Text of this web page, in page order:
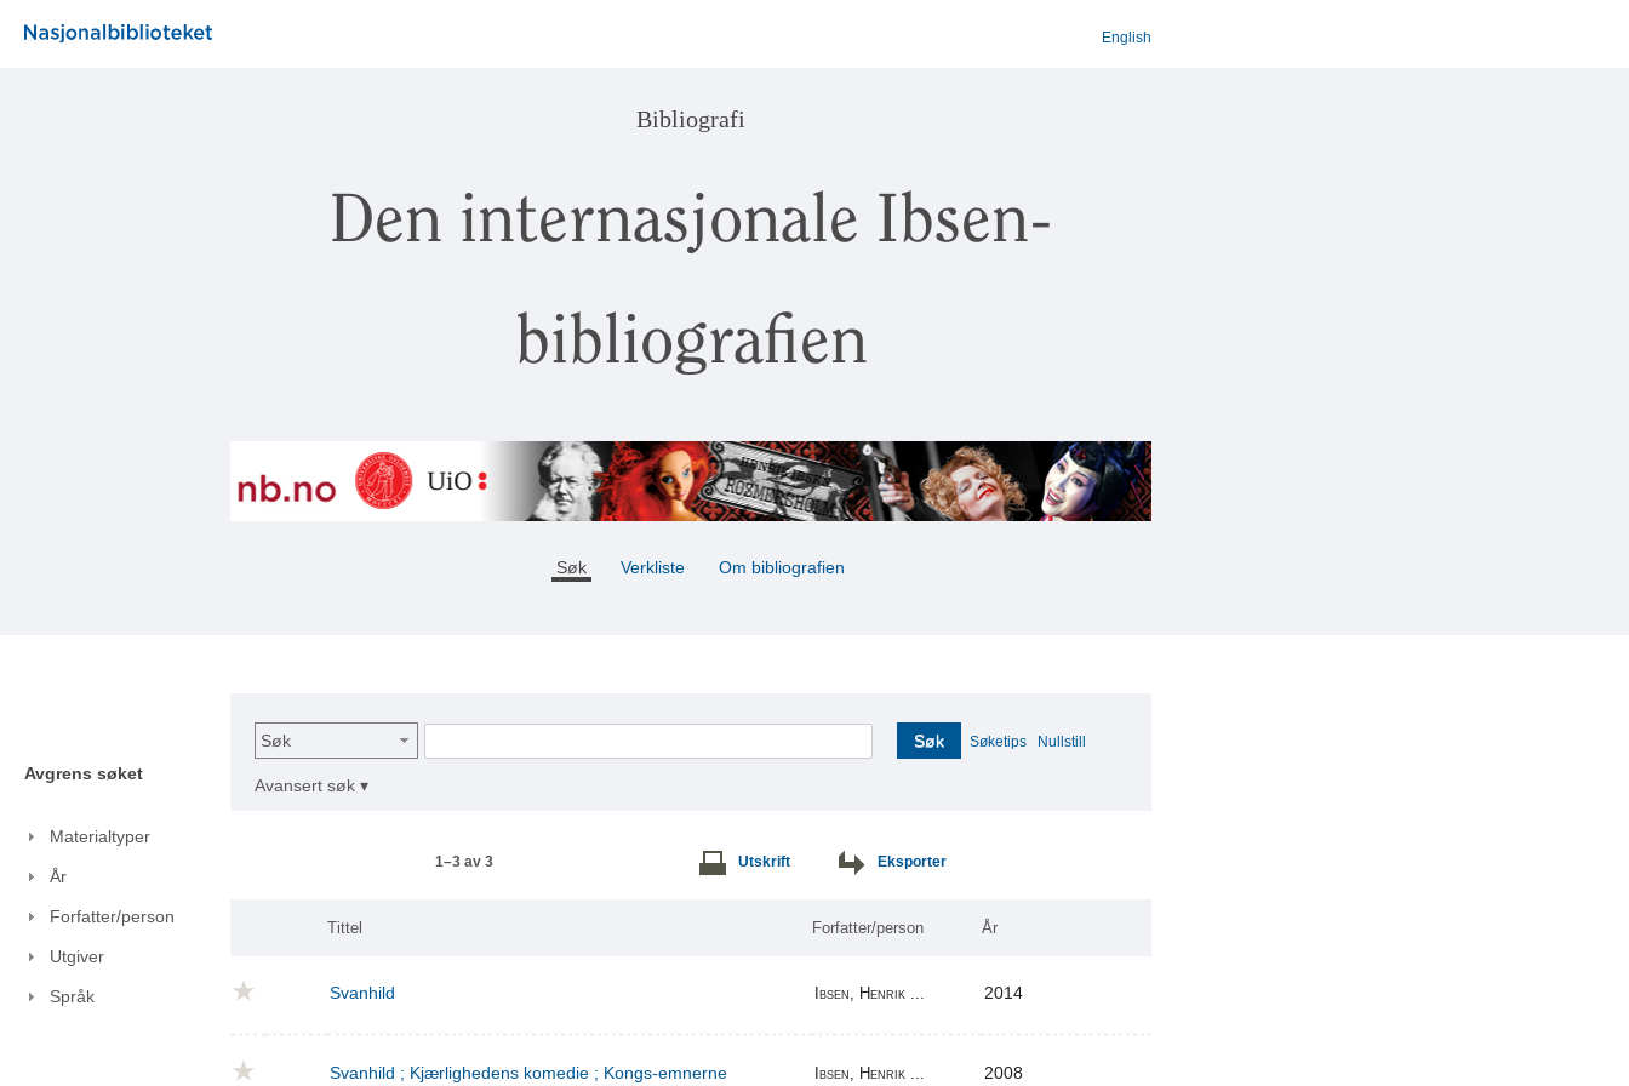
English
Bibliografi
Den internasjonale Ibsen-
bibliografien
Søk Verkliste Om bibliografien
Avgrens søket
Materialtyper
År
Forfatter/person
Utgiver
Språk
Søk Søk Søketips Nullstill
Avansert søk ▾
1–3 av 3 Utskrift Eksporter
Tittel Forfatter/person År
Svanhild Ibsen, Henrik ... 2014
Svanhild ; Kjærlighedens komedie ; Kongs-emnerne Ibsen, Henrik ... 2008